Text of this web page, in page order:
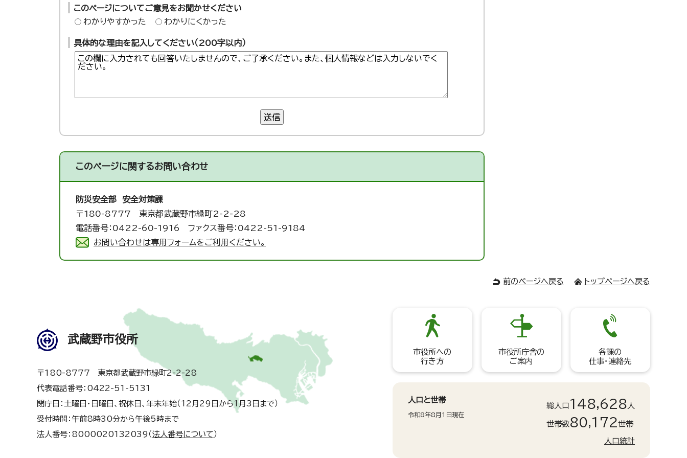
このページについてご意見をお聞かせください
わかりやすかった
わかりにくかった
具体的な理由を記入してください（200字以内）
送信
このページに関するお問い合わせ
防災安全部 安全対策課
〒180-8777 東京都武蔵野市緑町2-2-28
電話番号：0422-60-1916 ファクス番号：0422-51-9184
お問い合わせは専用フォームをご利用ください。
前のページへ戻る トップページへ戻る
武蔵野市役所
〒180-8777 東京都武蔵野市緑町2-2-28
代表電話番号：0422-51-5131
閉庁日：土曜日・日曜日、祝休日、年末年始（12月29日から1月3日まで）
受付時間：午前8時30分から午後5時まで
法人番号：8000020132039（ 法人番号について ）
市役所への
行き方
市役所庁舎の
ご案内
各課の
仕事・連絡先
人口と世帯
令和8年8月1日現在
総人口 148,628 人
世帯数80,172世帯
人口統計